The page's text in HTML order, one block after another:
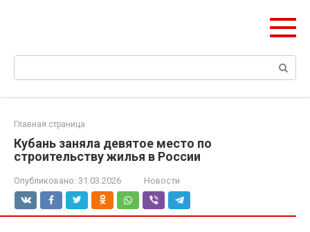
Поиск:
Главная страница
Кубань заняла девятое место по
строительству жилья в России
Опубликовано: 31.03.2026 Новости